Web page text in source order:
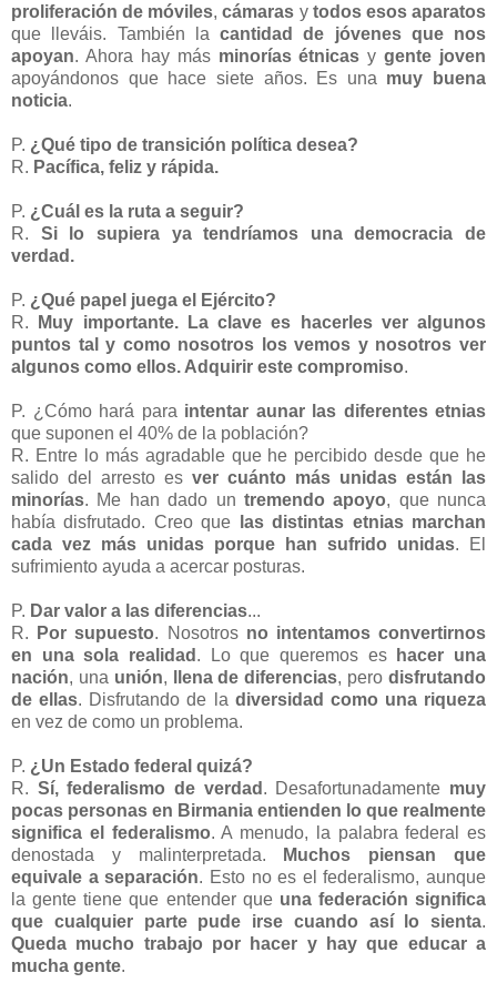
proliferación de móviles,cámaras y todos esos aparatos
que lleváis. También la cantidad de jóvenes que nos
apoyan. Ahora hay más minorías étnicas ygente joven
apoyándonos que hace siete años. Es una muy buena
noticia.
P. ¿Qué tipo de transición política desea?
R. Pacífica, feliz y rápida.
P. ¿Cuál es la ruta a seguir?
R. Si lo supiera ya tendríamos una democracia de
verdad.
P. ¿Qué papel juega el Ejército?
R.
Muy importante. La clave es hacerles ver algunos
puntos tal y como nosotros los vemos y nosotros ver
algunos como ellos. Adquirir este compromiso.
P. ¿Cómo hará para intentar aunar las diferentes etnias
que suponen el 40% de la población?
R. Entre lo más agradable que he percibido desde que he
salido del arresto es ver cuánto más unidas están las
minorías. Me han dado un tremendo apoyo, que nunca
había disfrutado. Creo que
las distintas etnias marchan
cada vez más unidas porque han sufrido unidas. El
sufrimiento ayuda a acercar posturas.
P. Dar valor a las diferencias...
R.
Por supuesto. Nosotros no intentamos convertirnos
en una sola realidad . Lo que queremos es
hacer una
nación, una unión, llena de diferencias, perodisfrutando
de ellas. Disfrutando de la diversidad como una riqueza
en vez de como un problema.
P. ¿Un Estado federal quizá?
R. Sí, federalismo de verdad . Desafortunadamente muy
pocas personas en Birmania entienden lo que realmente
significa el federalismo. A menudo, la palabra federal es
denostada y malinterpretada.
Muchos piensan que
equivale a separación. Esto no es el federalismo, aunque
la gente tiene que entender que una federación significa
que cualquier parte pude irse cuando así lo sienta.
Queda mucho trabajo por hacer y hay que educar a
mucha gente.